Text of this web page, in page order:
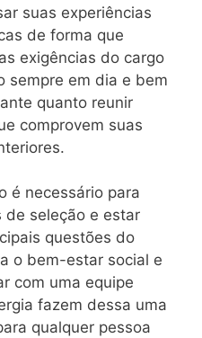
suas experiências
de forma que
exigências do cargo
sempre em dia e bem
quanto reunir
comprovem suas
é necessário para
de seleção e estar
questões do
o bem-estar social e
com uma equipe
fazem dessa uma
qualquer pessoa